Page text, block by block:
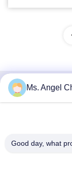
Contact
Route Xingye
Ms. Angel
Good day, what